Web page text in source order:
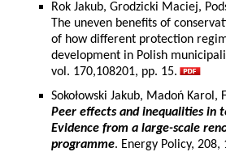
Rok Jakub, Grodzicki Maciej,
The uneven benefits of
of how different protection
development in Polish
vol. 170,108201, pp. 15.
Sokołowski Jakub, Madoń Karol,
Peer effects and inequalities in
Evidence from a large-scale
programme. Energy Policy, 208,